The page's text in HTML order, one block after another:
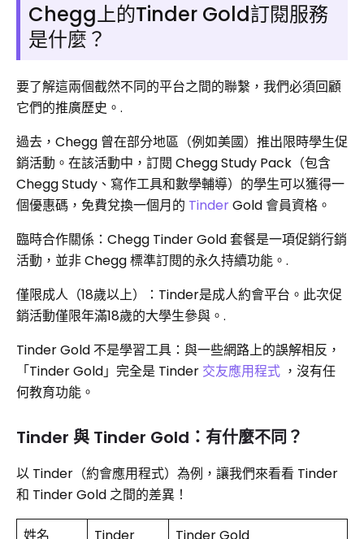
Chegg上的Tinder Gold訂閱服務
是什麼？
要了解這兩個截然不同的平台之間的聯繫，我們必須回顧
它們的推廣歷史。.
過去，Chegg 曾在部分地區（例如美國）推出限時學生促
銷活動。在該活動中，訂閱 Chegg Study Pack（包含
Chegg Study、寫作工具和數學輔導）的學生可以獲得一
個優惠碼，免費兌換一個月的 TinderGold 會員資格。
臨時合作關係：Chegg Tinder Gold 套餐是一項促銷行銷
活動，並非 Chegg 標準訂閱的永久持續功能。.
僅限成人（18歲以上）：Tinder是成人約會平台。此次促
銷活動僅限年滿18歲的大學生參與。.
Tinder Gold 不是學習工具：與一些網路上的誤解相反，
「Tinder Gold」完全是 Tinder 交友應用程式 ，沒有任
何教育功能。
Tinder 與 Tinder Gold：有什麼不同？
以 Tinder（約會應用程式）為例，讓我們來看看 Tinder
和 Tinder Gold 之間的差異！